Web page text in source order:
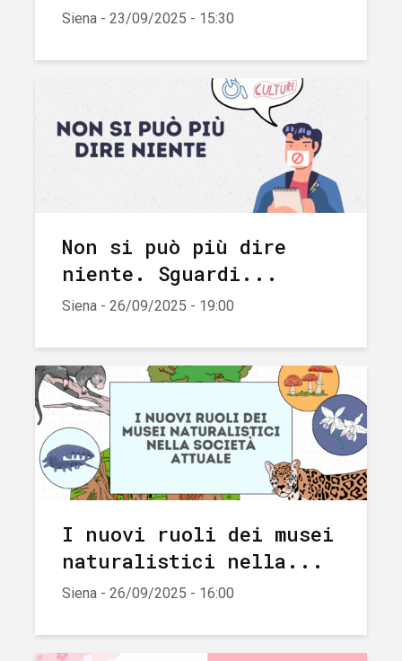
Siena - 23/09/2025 - 15:30
Non si può più dire
niente. Sguardi...
Siena - 26/09/2025 - 19:00
I nuovi ruoli dei musei
naturalistici nella...
Siena - 26/09/2025 - 16:00